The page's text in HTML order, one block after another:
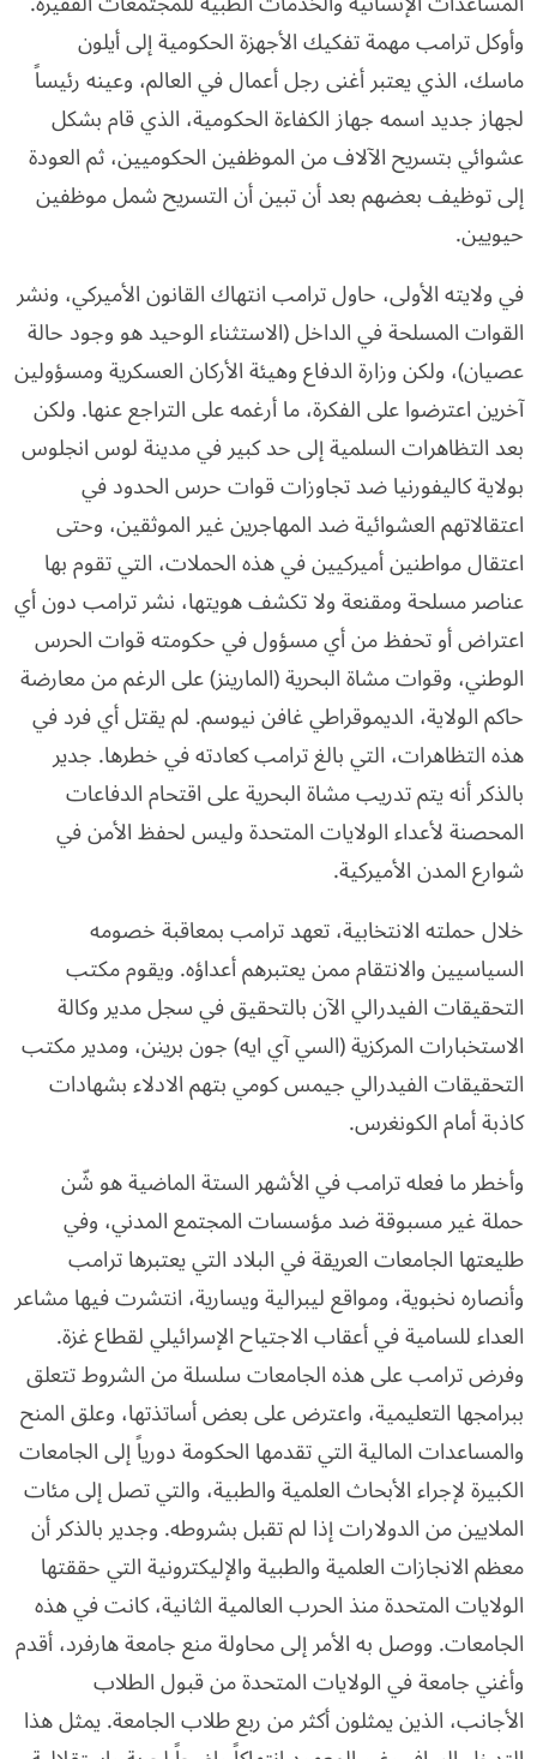
وأوكل ترامب مهمة تفكيك الأجهزة الحكومية إلى أيلون
ماسك، الذي يعتبر أغنى رجل أعمال في العالم، وعينه رئيساً
لجهاز جديد اسمه جهاز الكفاءة الحكومية، الذي قام بشكل
عشوائي بتسريح الآلاف من الموظفين الحكوميين، ثم العودة
إلى توظيف بعضهم بعد أن تبين أن التسريح شمل موظفين
حيويين.
في ولايته الأولى، حاول ترامب انتهاك القانون الأميركي، ونشر
القوات المسلحة في الداخل (الاستثناء الوحيد هو وجود حالة
عصيان)، ولكن وزارة الدفاع وهيئة الأركان العسكرية ومسؤولين
آخرين اعترضوا على الفكرة، ما أرغمه على التراجع عنها. ولكن
بعد التظاهرات السلمية إلى حد كبير في مدينة لوس انجلوس
بولاية كاليفورنيا ضد تجاوزات قوات حرس الحدود في
اعتقالاتهم العشوائية ضد المهاجرين غير الموثقين، وحتى
اعتقال مواطنين أميركيين في هذه الحملات، التي تقوم بها
عناصر مسلحة ومقنعة ولا تكشف هويتها، نشر ترامب دون أي
اعتراض أو تحفظ من أي مسؤول في حكومته قوات الحرس
الوطني، وقوات مشاة البحرية (المارينز) على الرغم من معارضة
حاكم الولاية، الديموقراطي غافن نيوسم. لم يقتل أي فرد في
هذه التظاهرات، التي بالغ ترامب كعادته في خطرها. جدير
بالذكر أنه يتم تدريب مشاة البحرية على اقتحام الدفاعات
المحصنة لأعداء الولايات المتحدة وليس لحفظ الأمن في
شوارع المدن الأميركية.
خلال حملته الانتخابية، تعهد ترامب بمعاقبة خصومه
السياسيين والانتقام ممن يعتبرهم أعداؤه. ويقوم مكتب
التحقيقات الفيدرالي الآن بالتحقيق في سجل مدير وكالة
الاستخبارات المركزية (السي آي ايه) جون برينن، ومدير مكتب
التحقيقات الفيدرالي جيمس كومي بتهم الادلاء بشهادات
كاذبة أمام الكونغرس.
وأخطر ما فعله ترامب في الأشهر الستة الماضية هو شّن
حملة غير مسبوقة ضد مؤسسات المجتمع المدني، وفي
طليعتها الجامعات العريقة في البلاد التي يعتبرها ترامب
وأنصاره نخبوية، ومواقع ليبرالية ويسارية، انتشرت فيها مشاعر
العداء للسامية في أعقاب الاجتياح الإسرائيلي لقطاع غزة.
وفرض ترامب على هذه الجامعات سلسلة من الشروط تتعلق
ببرامجها التعليمية، واعترض على بعض أساتذتها، وعلق المنح
والمساعدات المالية التي تقدمها الحكومة دورياً إلى الجامعات
الكبيرة لإجراء الأبحاث العلمية والطبية، والتي تصل إلى مئات
الملايين من الدولارات إذا لم تقبل بشروطه. وجدير بالذكر أن
معظم الانجازات العلمية والطبية والإليكترونية التي حققتها
الولايات المتحدة منذ الحرب العالمية الثانية، كانت في هذه
الجامعات. ووصل به الأمر إلى محاولة منع جامعة هارفرد، أقدم
وأغني جامعة في الولايات المتحدة من قبول الطلاب
الأجانب، الذين يمثلون أكثر من ربع طلاب الجامعة. يمثل هذا